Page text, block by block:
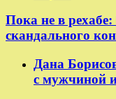
Пока не в
скандального
Дана
с мужчиной